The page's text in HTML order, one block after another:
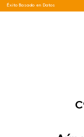
Éxito Basado en Datos